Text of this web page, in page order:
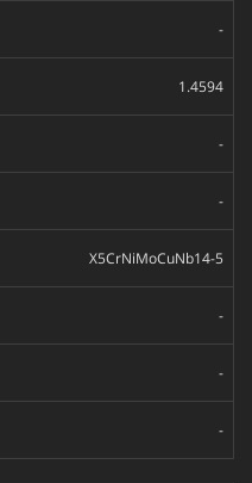
-
1.4594
-
-
X5CrNiMoCuNb14-5
-
-
-